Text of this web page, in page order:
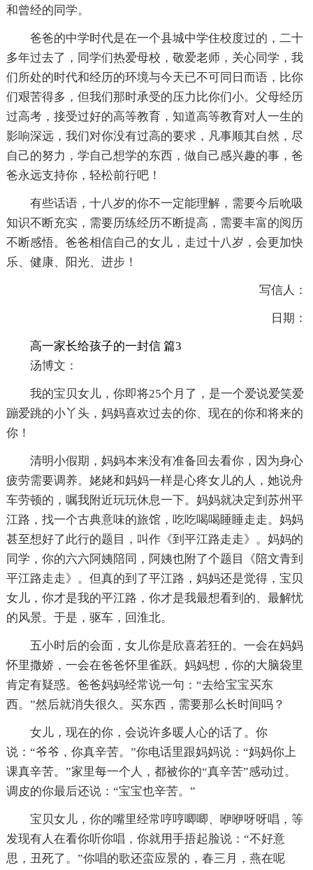
和曾经的同学。
爸爸的中学时代是在一个县城中学住校度过的，二十
多年过去了，同学们热爱母校，敬爱老师，关心同学，我
们所处的时代和经历的环境与今天已不可同日而语，比你
们艰苦得多，但我们那时承受的压力比你们小。父母经历
过高考，接受过好的高等教育，知道高等教育对人一生的
影响深远，我们对你没有过高的要求，凡事顺其自然，尽
自己的努力，学自己想学的东西，做自己感兴趣的事，爸
爸永远支持你，轻松前行吧！
有些话语，十八岁的你不一定能理解，需要今后吮吸
知识不断充实，需要历练经历不断提高，需要丰富的阅历
不断感悟。爸爸相信自己的女儿，走过十八岁，会更加快
乐、健康、阳光、进步！
写信人：
日期：
高一家长给孩子的一封信 篇3
汤博文：
我的宝贝女儿，你即将25个月了，是一个爱说爱笑爱
蹦爱跳的小丫头，妈妈喜欢过去的你、现在的你和将来的
你！
清明小假期，妈妈本来没有准备回去看你，因为身心
疲劳需要调养。姥姥和妈妈一样是心疼女儿的人，她说舟
车劳顿的，嘱我附近玩玩休息一下。妈妈就决定到苏州平
江路，找一个古典意味的旅馆，吃吃喝喝睡睡走走。妈妈
甚至想好了此行的题目，叫作《到平江路走走》。妈妈的
同学，你的六六阿姨陪同，阿姨也附了个题目《陪文青到
平江路走走》。但真的到了平江路，妈妈还是觉得，宝贝
女儿，你才是我的平江路，你才是我最想看到的、最解忧
的风景。于是，驱车，回淮北。
五小时后的会面，女儿你是欣喜若狂的。一会在妈妈
怀里撒娇，一会在爸爸怀里雀跃。妈妈想，你的大脑袋里
肯定有疑惑。爸爸妈妈经常说一句：“去给宝宝买东
西。”然后就消失很久。买东西，需要那么长时间吗？
女儿，现在的你，会说许多暖人心的话了。你
说：“爷爷，你真辛苦。”你电话里跟妈妈说：“妈妈你上
课真辛苦。”家里每一个人，都被你的“真辛苦”感动过。
调皮的你最后还说：“宝宝也辛苦。”
宝贝女儿，你的嘴里经常哼哼唧唧、咿咿呀呀唱，等
发现有人在看你听你唱，你就用手捂起脸说：“不好意
思，丑死了。”你唱的歌还蛮应景的，春三月，燕在呢